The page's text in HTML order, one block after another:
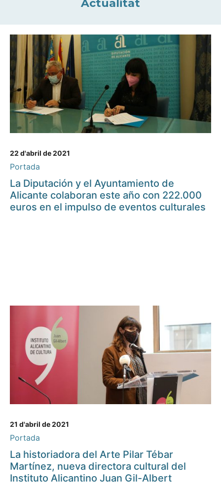
Actualitat
22 d'abril de 2021
Portada
La Diputación y el Ayuntamiento de
Alicante colaboran este año con 222.000
euros en el impulso de eventos culturales
21 d'abril de 2021
Portada
La historiadora del Arte Pilar Tébar
Martínez, nueva directora cultural del
Instituto Alicantino Juan Gil-Albert